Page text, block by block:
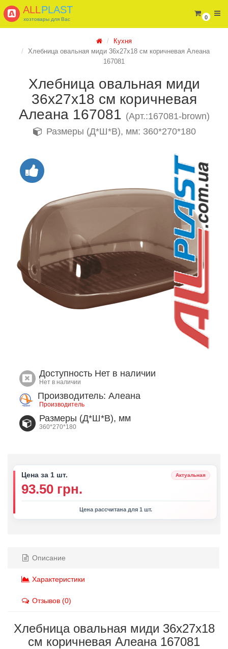
0
ALLPLAST
хозтовары для Вас
Кухня
Хлебница овальная миди 36х27х18 см коричневая Алеана
167081
Хлебница овальная миди
36х27х18 см коричневая
Алеана 167081 (Арт.:167081-brown)
Размеры (Д*Ш*В), мм: 360*270*180
Доступность Нет в наличии
Нет в наличии
Производитель: Алеана
Производитель
Размеры (Д*Ш*В), мм
360*270*180
Цена за 1 шт. Актуальная
93.50 грн.
Цена рассчитана для 1 шт.
Описание
Характеристики
Отзывов (0)
Хлебница овальная миди 36х27х18
см коричневая Алеана 167081